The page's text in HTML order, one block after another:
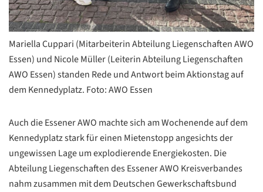
Mariella Cuppari (Mitarbeiterin Abteilung Liegenschaften AWO
Essen) und Nicole Müller (Leiterin Abteilung Liegenschaften
AWO Essen) standen Rede und Antwort beim Aktionstag auf
dem Kennedyplatz. Foto: AWO Essen
Auch die Essener AWO machte sich am Wochenende auf dem
Kennedyplatz stark für einen Mietenstopp angesichts der
ungewissen Lage um explodierende Energiekosten. Die
Abteilung Liegenschaften des Essener AWO Kreisverbandes
nahm zusammen mit dem Deutschen Gewerkschaftsbund